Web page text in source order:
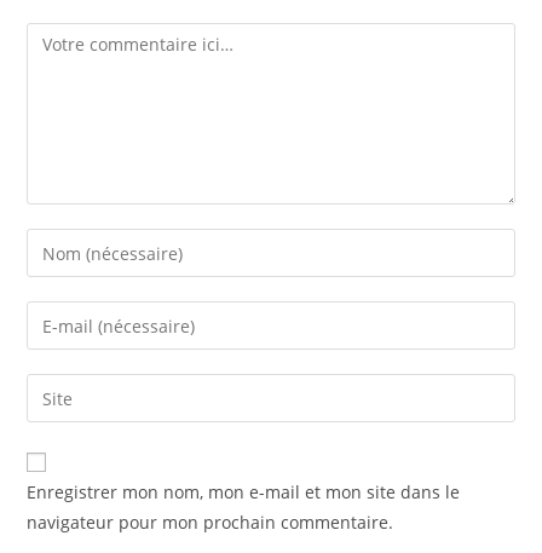
Comment
Enter
your
name
comment
Enter
your
email
address
comment
Saisir
l’URL
de
votre
(facultatif)
Enregistrer mon nom, mon e-mail et mon site dans le
navigateur pour mon prochain commentaire.